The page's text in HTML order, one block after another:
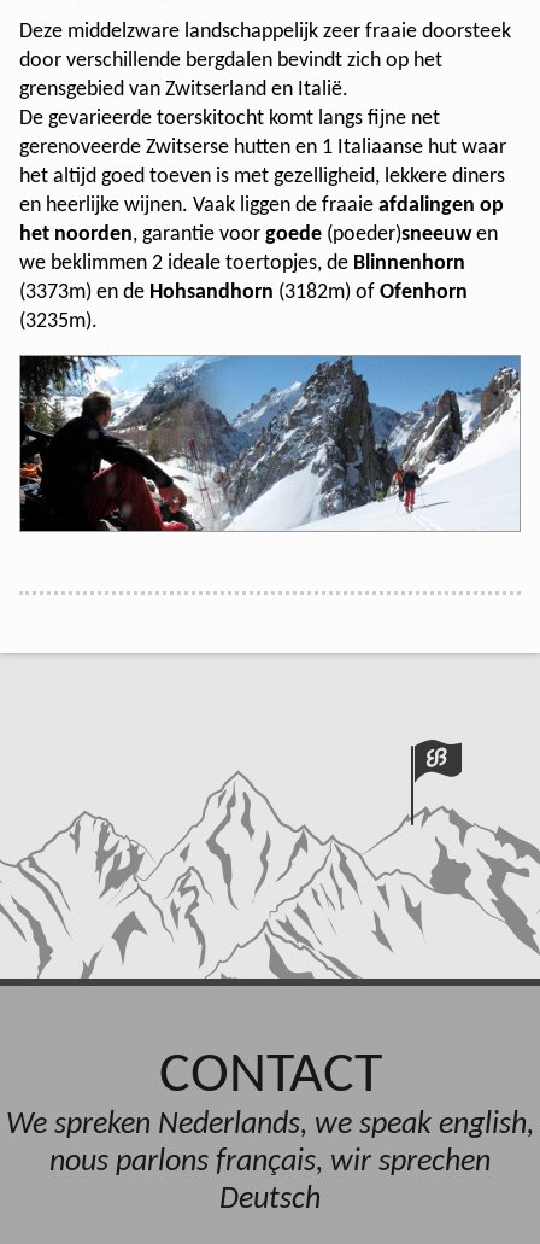
Deze middelzware landschappelijk zeer fraaie doorsteek
door verschillende bergdalen bevindt zich op het
grensgebied van Zwitserland en Italië.
De gevarieerde toerskitocht komt langs fijne net
gerenoveerde Zwitserse hutten en 1 Italiaanse hut waar
het altijd goed toeven is met gezelligheid, lekkere diners
en heerlijke wijnen. Vaak liggen de fraaie afdalingen op
het noorden, garantie voor goede (poeder)sneeuwen
we beklimmen 2 ideale toertopjes, de Blinnenhorn
(3373m) en de Hohsandhorn (3182m) of Ofenhorn
(3235m).
CONTACT
We spreken Nederlands, we speak english,
nous parlons français, wir sprechen
Deutsch